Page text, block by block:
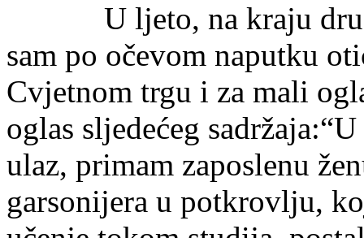
U ljeto, na kraju
sam po očevom naputku
Cvjetnom trgu i za mali
oglas sljedećeg
ulaz, primam zaposlenu
garsonijera u potkrovlju,